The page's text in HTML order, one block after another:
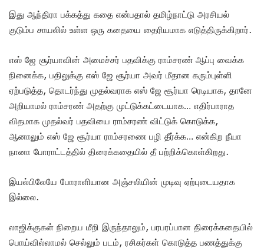
இது ஆந்திரா பக்கத்து கதை என்பதால் தமிழ்நாட்டு அரசியல்
குடும்ப சாயலில் உள்ள ஒரு கதையை தைரியமாக எடுத்திருக்கிறார்.
எஸ் ஜே சூர்யாவின் அமைச்சர் பதவிக்கு ராம்சரண் ஆப்பு வைக்க
நினைக்க, பதிலுக்கு எஸ் ஜே சூர்யா அவர் மீதான கரும்புள்ளி
ஏற்படுத்த, தொடர்ந்து முதல்வராக எஸ் ஜே சூர்யா ரெடியாக, தானே
அறியாமல் ராம்சரண் அதற்கு முட்டுக்கட்டையாக… எதிர்பாராத
விதமாக முதல்வர் பதவியை ராம்சரண் விட்டுக் கொடுக்க,
ஆனாலும் எஸ் ஜே சூர்யா ராம்சரணை பழி தீர்க்க… என்கிற நீயா
நானா போராட்டத்தில் திரைக்கதையில் தீ பற்றிக்கொள்கிறது.
இயல்பிலேயே போராளியான அஞ்சலியின் முடிவு ஏற்புடையதாக
இல்லை.
லாஜிக்குகள் நிறைய மீறி இருந்தாலும், பரபரப்பான திரைக்கதையில்
பொய்வில்லாமல் செல்லும் படம், ரசிகர்கள் கொடுத்த பணத்துக்கு